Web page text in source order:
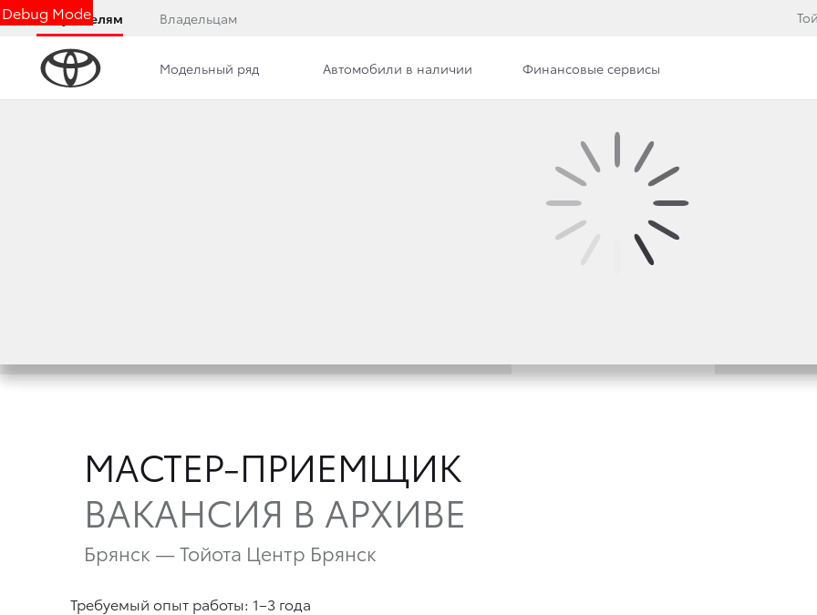
Debug Mode
Покупателям Владельцам
Модельный ряд Автомобили в наличии Финансовые сервисы
Вакансия в архиве
МАСТЕР-ПРИЕМЩИК
ВАКАНСИЯ В АРХИВЕ
Брянск — Тойота Центр Брянск
Требуемый опыт работы: 1–3 года